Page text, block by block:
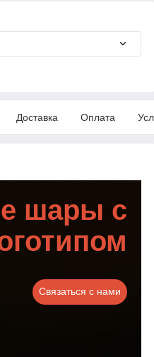
Доставка Оплата
шары с
Связаться с нами